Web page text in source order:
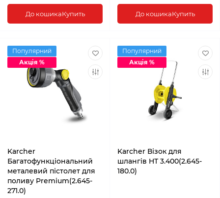
До кошикаКупить До кошикаКупить
Популярний
Акція %
Karcher
Багатофункціональний
металевий пістолет для
поливу Premium(2.645-
271.0)
Популярний
Акція %
Karcher Візок для
шлангів HT 3.400(2.645-
180.0)